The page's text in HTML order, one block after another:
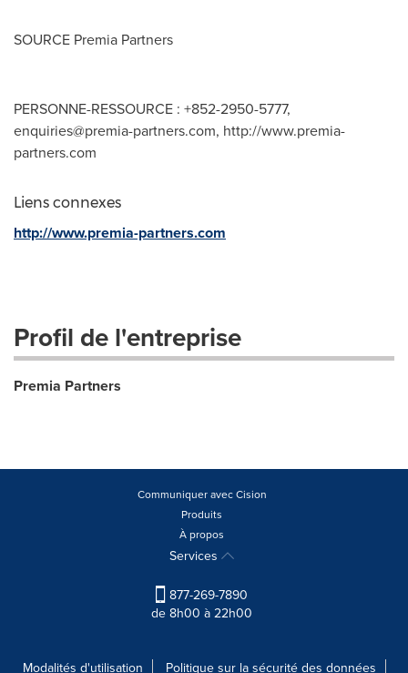
SOURCE Premia Partners
PERSONNE-RESSOURCE : +852-2950-5777,
enquiries@premia-partners.com, http://www.premia-
partners.com
Liens connexes
http://www.premia-partners.com
Profil de l'entreprise
Premia Partners
Communiquer avec Cision
Produits
À propos
Services
877-269-7890
de 8h00 à 22h00
Modalités d'utilisation Politique sur la sécurité des données